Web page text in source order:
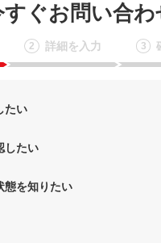
すぐお問い合わ
2 詳細を入力 3
たい
したい
態を知りたい